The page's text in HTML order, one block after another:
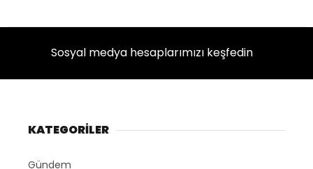
Sosyal medya hesaplarımızı keşfedin
KATEGORİLER
Gündem